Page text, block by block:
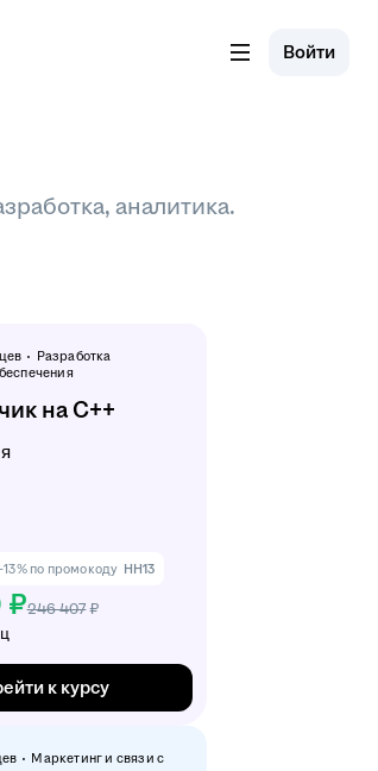
Войти
аналитика.
Разработка
на С++
по промокоду HH13
₽246 407 ₽
к курсу
Маркетинг и связи с